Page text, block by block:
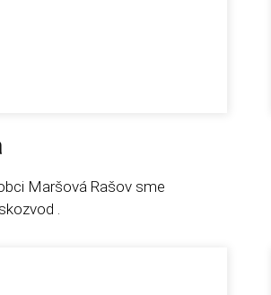
Maršová Rašov sme
.